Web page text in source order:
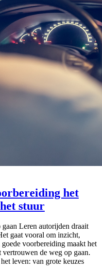
het
stuur
Leren autorijden draait
gaat vooral om inzicht,
voorbereiding maakt het
vertrouwen de weg op gaan.
leven: van grote keuzes